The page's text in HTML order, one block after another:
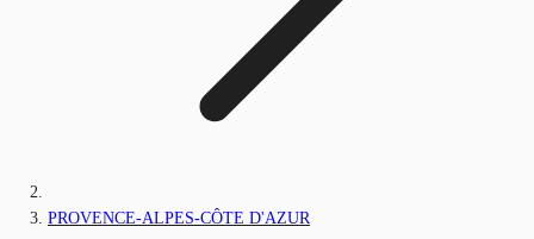
PROVENCE-ALPES-CÔTE D'AZUR